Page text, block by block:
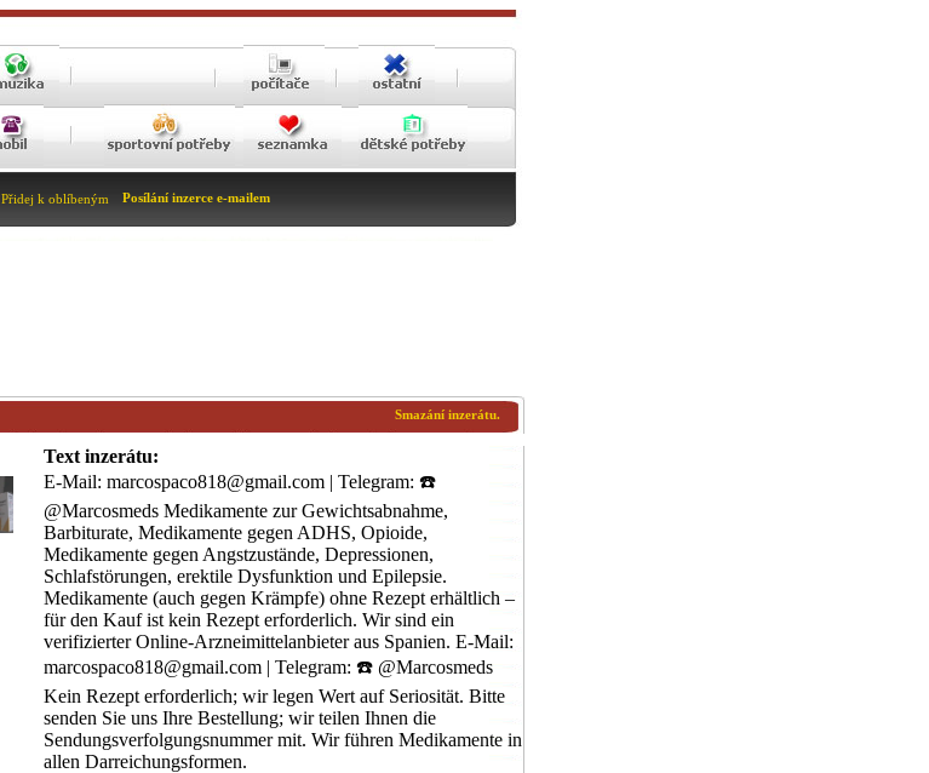
Přidej k oblíbeným Posílání inzerce e-mailem
Smazání inzerátu.
Text inzerátu:
E-Mail: marcospaco818@gmail.com | Telegram: ☎️
@Marcosmeds Medikamente zur Gewichtsabnahme,
Barbiturate, Medikamente gegen ADHS, Opioide,
Medikamente gegen Angstzustände, Depressionen,
Schlafstörungen, erektile Dysfunktion und Epilepsie.
Medikamente (auch gegen Krämpfe) ohne Rezept erhältlich –
für den Kauf ist kein Rezept erforderlich. Wir sind ein
verifizierter Online-Arzneimittelanbieter aus Spanien. E-Mail:
marcospaco818@gmail.com | Telegram: ☎️ @Marcosmeds
Kein Rezept erforderlich; wir legen Wert auf Seriosität. Bitte
senden Sie uns Ihre Bestellung; wir teilen Ihnen die
Sendungsverfolgungsnummer mit. Wir führen Medikamente in
allen Darreichungsformen.